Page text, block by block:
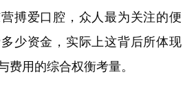
搏爱口腔，众人最为关注的便
少资金，实际上这背后所体现
费用的综合权衡考量。